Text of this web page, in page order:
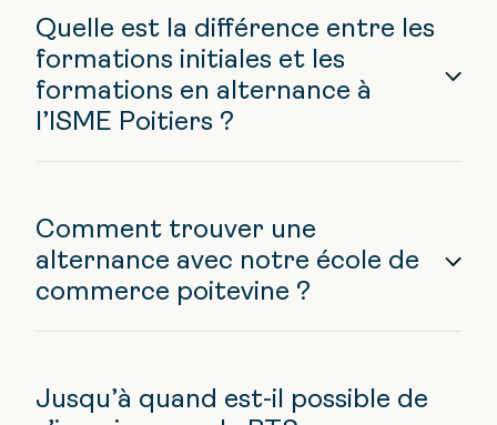
Quelle est la différence entre les
formations initiales et les
formations en alternance à
l’ISME Poitiers ?
Comment trouver une
alternance avec notre école de
commerce poitevine ?
Jusqu’à quand est-il possible de